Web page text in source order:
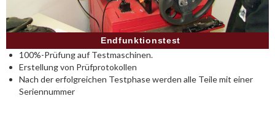
Endfunktionstest
100%-Prüfung auf Testmaschinen.
Erstellung von Prüfprotokollen
Nach der erfolgreichen Testphase werden alle Teile mit einer
Seriennummer